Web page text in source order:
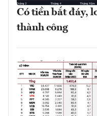
Có tiền bắt đáy,
thành công